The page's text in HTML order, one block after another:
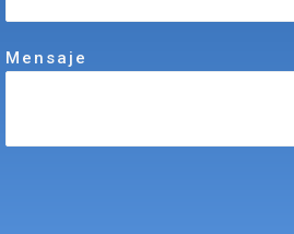
Mensaje